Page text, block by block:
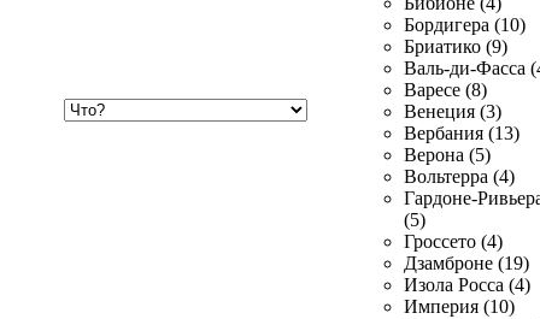
Бордигера (10)
Бриатико (9)
Валь-ди-Фасса
Варесе (8)
Венеция (3)
Вербания (13)
Верона (5)
Вольтерра (4)
Гардоне-
(5)
Гроссето (4)
Дзамброне (19)
Изола Росса (4)
Империя (10)